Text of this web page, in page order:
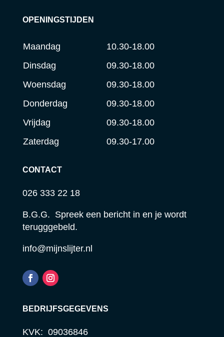
OPENINGSTIJDEN
Maandag
10.30-18.00
Dinsdag
09.30-18.00
Woensdag
09.30-18.00
Donderdag
09.30-18.00
Vrijdag
09.30-18.00
Zaterdag
09.30-17.00
CONTACT
026 333 22 18
B.G.G. Spreek een bericht in en je wordt
terugggebeld.
info@mijnslijter.nl
BEDRIJFSGEGEVENS
KVK: 09036846